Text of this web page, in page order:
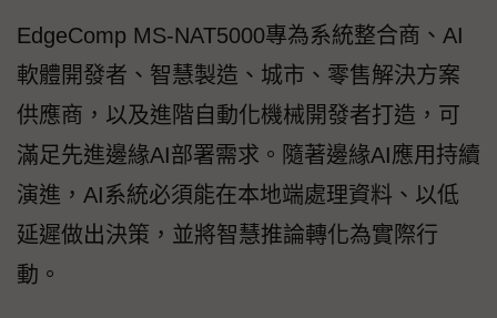
EdgeComp MS-NAT5000專為系統整合商、AI
軟體開發者、智慧製造、城市、零售解決方案
供應商，以及進階自動化機械開發者打造，可
滿足先進邊緣AI部署需求。隨著邊緣AI應用持續
演進，AI系統必須能在本地端處理資料、以低
延遲做出決策，並將智慧推論轉化為實際行
動。